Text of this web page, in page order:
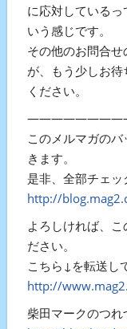
に応対しているっ
いう感じです。
その他のお問合
が、もう少しお待
ください。
このメルマガの
きます。
是非、全部チェッ
http://
よろしければ、
ださい。
こちら↓を転送し
http://
柴田マークのつれ